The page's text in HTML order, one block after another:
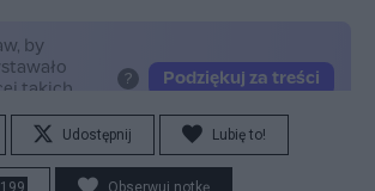
Udostępnij Lubię to!
199 Obserwuj notkę